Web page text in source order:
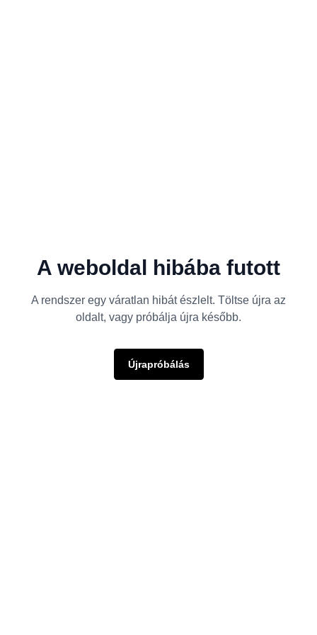
A weboldal hibába futott
A rendszer egy váratlan hibát észlelt. Töltse újra az
oldalt, vagy próbálja újra később.
Újrapróbálás